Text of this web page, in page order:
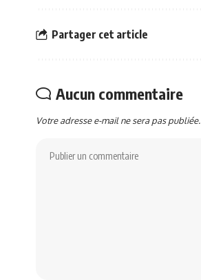
Partager cet article
Aucun commentaire
Votre adresse e-mail ne sera pas publiée.